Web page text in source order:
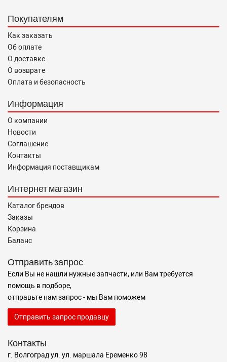
Покупателям
Как заказать
Об оплате
О доставке
О возврате
Оплата и безопасность
Информация
О компании
Новости
Соглашение
Контакты
Информация поставщикам
Интернет магазин
Каталог брендов
Заказы
Корзина
Баланс
Отправить запрос
Если Вы не нашли нужные запчасти, или Вам требуется
помощь в подборе,
отправьте нам запрос - мы Вам поможем
Отправить запрос продавцу
Контакты
г. Волгоград ул. ул. маршала Еременко 98